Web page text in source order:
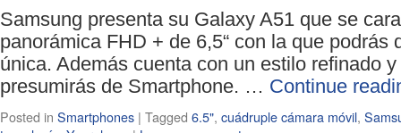
Samsung presenta su Galaxy A51 que se
panorámica FHD + de 6,5“ con la que podrás
única. Además cuenta con un estilo refinado
presumirás de Smartphone. … Continue
Posted in Smartphones | Tagged 6.5", cuádruple cámara móvil,